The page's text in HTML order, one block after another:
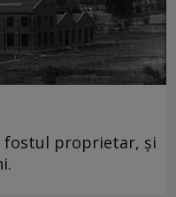
fostul proprietar, și